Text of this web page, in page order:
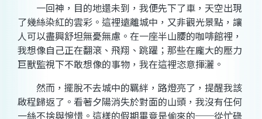
一回神，目的地還未到，我便先下了車，天空出現
了幾絲染紅的雲彩。這裡遠離城中，又非觀光景點，讓
人可以盡興舒坦無憂無慮。在一座半山腰的咖啡館裡，
我想像自己正在翻滾、飛翔、跳躍；那些在龐大的壓力
巨獸監視下不敢想像的事物，我在這裡恣意揮灑。
然而，擺脫不去城中的羈絆，路燈亮了，提醒我該
啟程歸返了。看著夕陽消失於對面的山頭，我沒有任何
一絲不捨與惋惜。這樣的假期畢竟是偷來的──從忙碌